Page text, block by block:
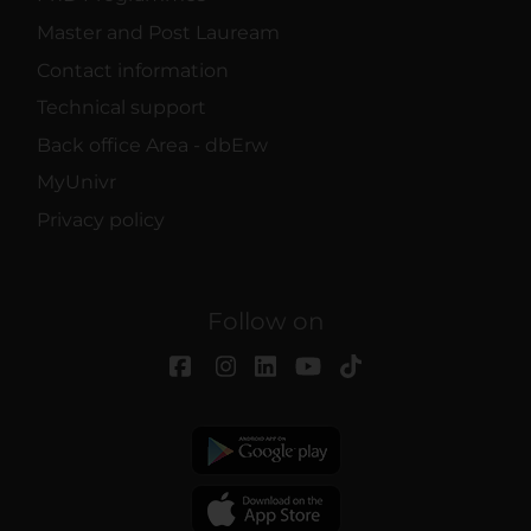
Master and Post Lauream
Contact information
Technical support
Back office Area - dbErw
MyUnivr
Privacy policy
Follow on